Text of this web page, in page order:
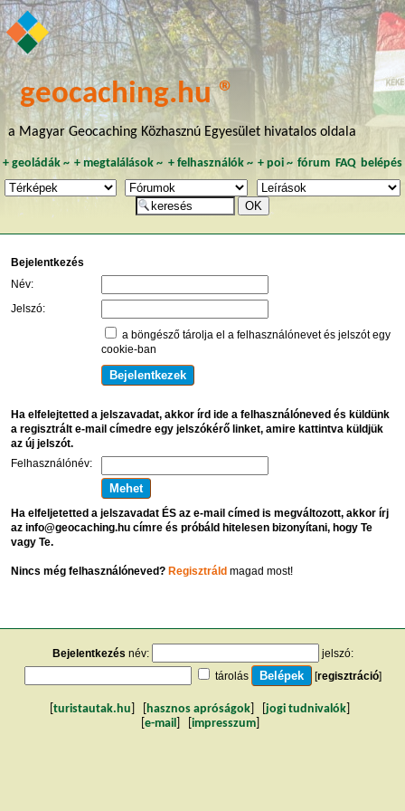
geocaching.hu ®
a Magyar Geocaching Közhasznú Egyesület hivatalos oldala
+ geoládák~ +megtalálások ~ + felhasználók~ + poi~ fórum FAQ belépés
Bejelentkezés
Név:
Jelszó:
a böngésző tárolja el a felhasználónevet és jelszót egy
cookie-ban
Ha elfelejtetted a jelszavadat, akkor írd ide a felhasználóneved és küldünk
a regisztrált e-mail címedre egy jelszókérő linket, amire kattintva küldjük
az új jelszót.
Felhasználónév:
Ha elfeljetetted a jelszavadat ÉS az e-mail címed is megváltozott, akkor írj
az info@geocaching.hu címre és próbáld hitelesen bizonyítani, hogy Te
vagy Te.
Nincs még felhasználóneved? Regisztráldmagad most!
Bejelentkezés név:
jelszó:
tárolás
[regisztráció]
turistautak.hu hasznos apróságok jogi tudnivalók
e-mail impresszum]